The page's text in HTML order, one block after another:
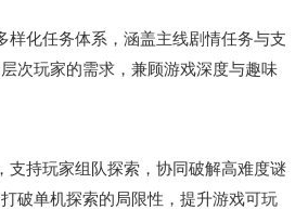
样化任务体系，涵盖主线剧情任务与支
次玩家的需求，兼顾游戏深度与趣味
支持玩家组队探索，协同破解高难度谜
破单机探索的局限性，提升游戏可玩